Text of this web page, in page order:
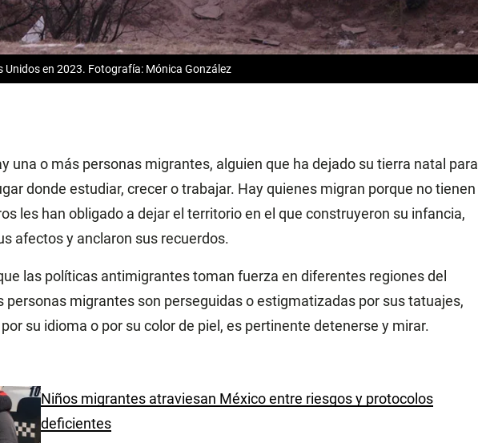
en 2023. Fotografía: Mónica González
una o más personas migrantes, alguien que ha dejado su tierra natal para
donde estudiar, crecer o trabajar. Hay quienes migran porque no tienen
les han obligado a dejar el territorio en el que construyeron su infancia,
afectos y anclaron sus recuerdos.
las políticas antimigrantes toman fuerza en diferentes regiones del
personas migrantes son perseguidas o estigmatizadas por sus tatuajes,
su idioma o por su color de piel, es pertinente detenerse y mirar.
Niños migrantes atraviesan México entre riesgos y protocolos
deficientes